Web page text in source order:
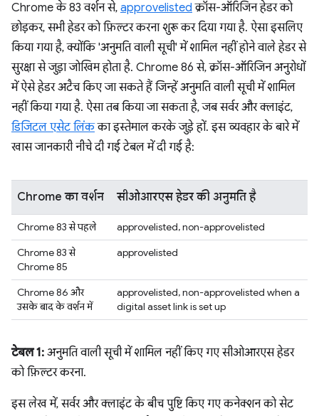
Chrome के 83 वर्शन से, approvelisted क्रॉस-ऑरिजिन हेडर को
छोड़कर, सभी हेडर को फ़िल्टर करना शुरू कर दिया गया है. ऐसा इसलिए
किया गया है, क्योंकि 'अनुमति वाली सूची' में शामिल नहीं होने वाले हेडर से
सुरक्षा से जुड़ा जोखिम होता है. Chrome 86 से, क्रॉस-ऑरिजिन अनुरोधों
में ऐसे हेडर अटैच किए जा सकते हैं जिन्हें अनुमति वाली सूची में शामिल
नहीं किया गया है. ऐसा तब किया जा सकता है, जब सर्वर और क्लाइंट,
डिजिटल एसेट लिंकका इस्तेमाल करके जुड़े हों. इस व्यवहार के बारे में
खास जानकारी नीचे दी गई टेबल में दी गई है:
Chrome का वर्शन सीओआरएस हेडर की अनुमति है
Chrome 83 से पहले
approvelisted, non-approvelisted
Chrome 83 से
Chrome 85
approvelisted
Chrome 86 और
उसके बाद के वर्शन में
approvelisted, non-approvelisted when a
digital asset link is set up
टेबल 1: अनुमति वाली सूची में शामिल नहीं किए गए सीओआरएस हेडर
को फ़िल्टर करना.
इस लेख में, सर्वर और क्लाइंट के बीच पुष्टि किए गए कनेक्शन को सेट